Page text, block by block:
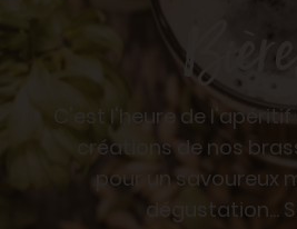
Bières
C'est l'heure de l'apéritif
créations de nos
pour un savoureux
dégustation...